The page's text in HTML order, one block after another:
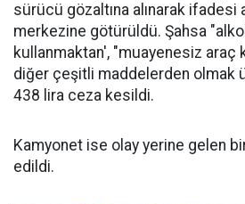
sürücü gözaltına alınarak ifadesi
merkezine götürüldü. Şahsa
kullanmaktan', "muayenesiz araç
diğer çeşitli maddelerden olmak
438 lira ceza kesildi.
Kamyonet ise olay yerine gelen
edildi.